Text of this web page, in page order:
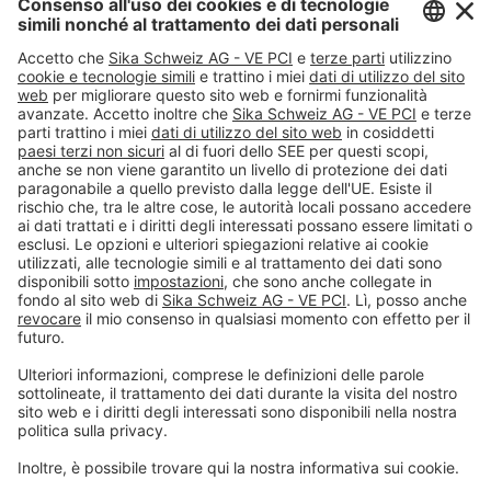
Tel. +41 (58) 436 21 21
#PCI
Impressum
Dichiarazione di protezione dei dati
Condizioni generali di vendita
Note legali